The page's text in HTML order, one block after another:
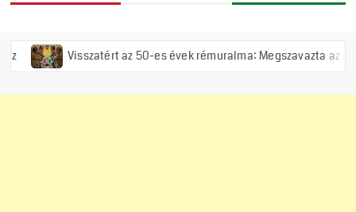
az 50-es évek rémuralma: Megszavazta az országgyűlés a